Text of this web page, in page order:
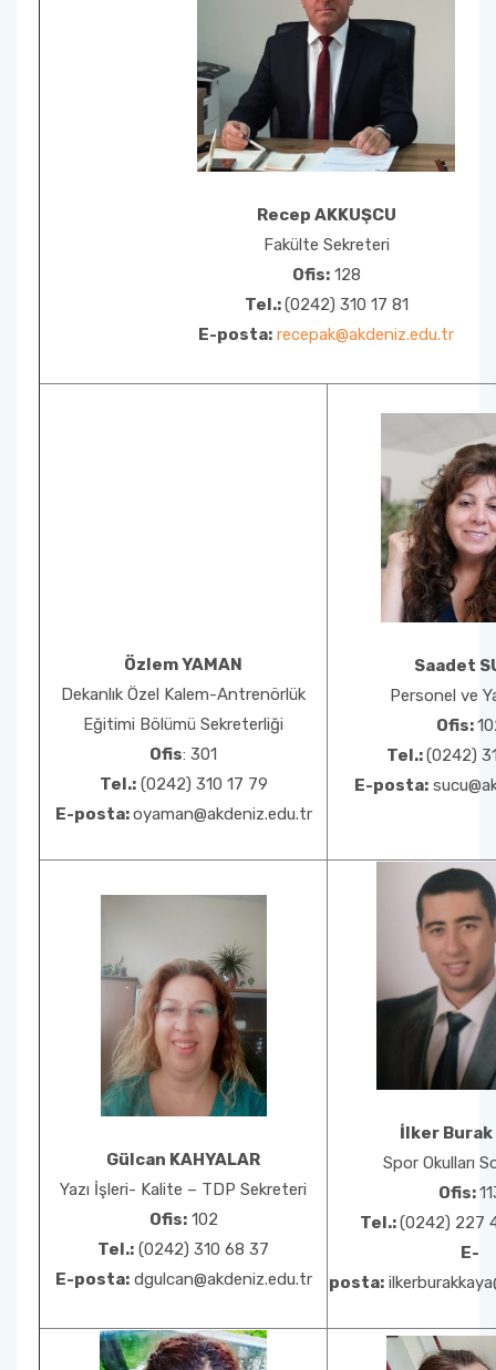
Recep AKKUŞCU
Fakülte Sekreteri
Ofis:128
Tel.:(0242) 310 17 81
E-posta: recepak@akdeniz.edu.tr
Özlem YAMAN
Dekanlık Özel Kalem-Antrenörlük
Eğitimi Bölümü Sekreterliği
Ofis: 301
Tel.:(0242) 310 17 79
E-posta:oyaman@akdeniz.edu.tr
Saadet
Personel ve
Ofis:
Tel.:(0242)
E-posta:
Gülcan KAHYALAR
Yazı İşleri- Kalite – TDP Sekreteri
Ofis:102
Tel.: (0242) 310 68 37
E-posta:dgulcan@akdeniz.edu.tr
İlker Burak
Spor Okulları
Ofis:
Tel.:(0242) 227
E-
posta: